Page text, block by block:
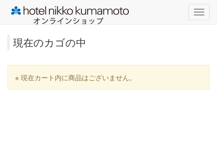
現在のカゴの中
※ 現在カート内に商品はございません。